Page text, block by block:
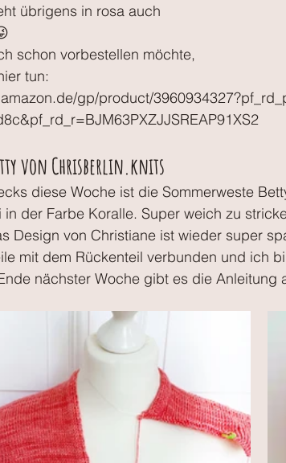
übrigens in rosa auch
schon vorbestellen möchte,
tun:
gp/product/
von Chrisberlin.knits
diese Woche ist die Sommerweste
der Farbe Koralle. Super weich zu
Design von Christiane ist wieder super
mit dem Rückenteil verbunden und ich
nächster Woche gibt es die Anleitung